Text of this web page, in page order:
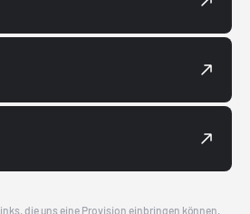
die uns eine Provision einbringen können.